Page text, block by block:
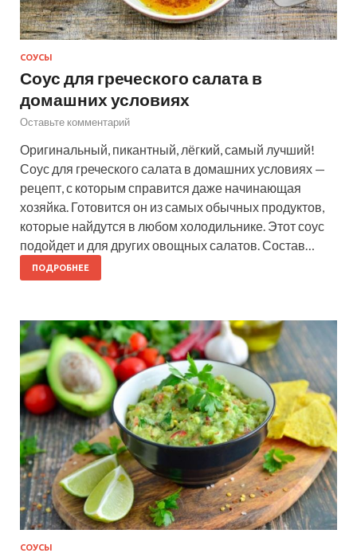
СОУСЫ
Соус для греческого салата в
домашних условиях
Оставьте комментарий
Оригинальный, пикантный, лёгкий, самый лучший!
Соус для греческого салата в домашних условиях —
рецепт, с которым справится даже начинающая
хозяйка. Готовится он из самых обычных продуктов,
которые найдутся в любом холодильнике. Этот соус
подойдет и для других овощных салатов. Состав…
ПОДРОБНЕЕ
СОУСЫ